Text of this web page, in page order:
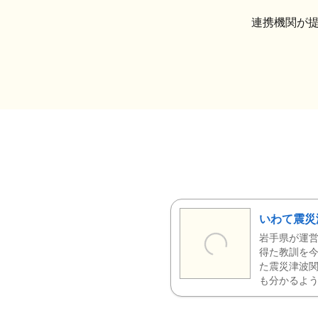
連携機関が
いわて震
岩手県が運
得た教訓を
た震災津波
も分かるよ